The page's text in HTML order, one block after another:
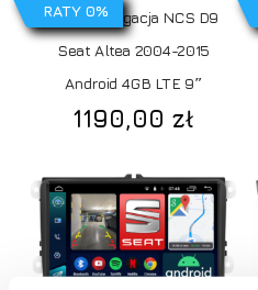
RATY 0%
Radio Nawigacja NCS D9
Seat Altea 2004-2015
Android 4GB LTE 9″
1190,00 zł